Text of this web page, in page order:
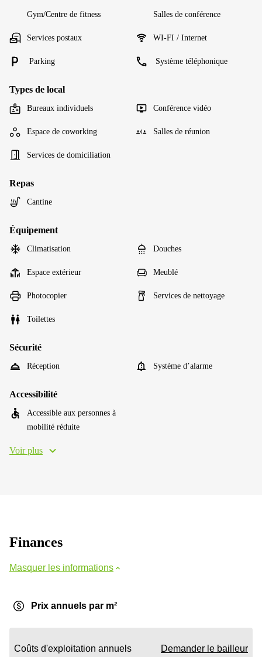
Gym/Centre de fitness Salles de conférence
Services postaux WI-FI / Internet
Parking Système téléphonique
Types de local
Bureaux individuels Conférence vidéo
Espace de coworking Salles de réunion
Services de domiciliation
Repas
Cantine
Équipement
Climatisation Douches
Espace extérieur Meublé
Photocopier Services de nettoyage
Toilettes
Sécurité
Réception Système d’alarme
Accessibilité
Accessible aux personnes à
mobilité réduite
Voir plus
Finances
Masquer les informations
Prix annuels par m²
Coûts d'exploitation annuels Demander le bailleur